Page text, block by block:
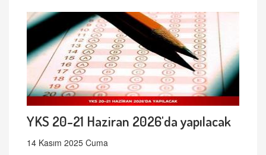
YKS 20-21 Haziran 2026'da yapılacak
14 Kasım 2025 Cuma